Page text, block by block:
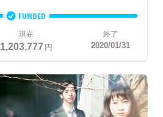
FUNDED
現在
1,203,777円
終了
2020/01/31